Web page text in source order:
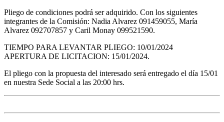
Pliego de condiciones podrá ser adquirido. Con los siguientes
integrantes de la Comisión: Nadia Alvarez 091459055, María
Alvarez 092707857 y Caril Monay 099521590.
TIEMPO PARA LEVANTAR PLIEGO: 10/01/2024
APERTURA DE LICITACION: 15/01/2024.
El pliego con la propuesta del interesado será entregado el día 15/01
en nuestra Sede Social a las 20:00 hrs.